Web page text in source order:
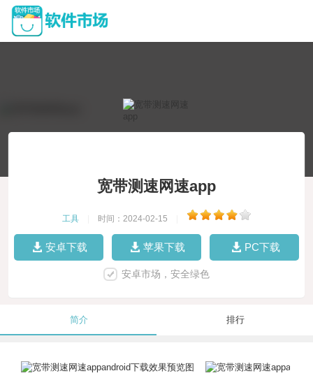
宽带测速网速app
工具 时间：2024-02-15
安卓下载 苹果下载 PC下载
安卓市场，安全绿色
简介 排行